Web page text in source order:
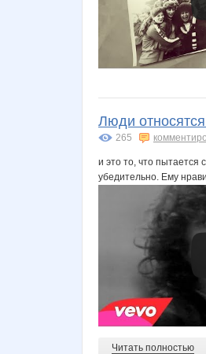
Люди
265
и это то, что
убедительно. Ему
Читать полностью